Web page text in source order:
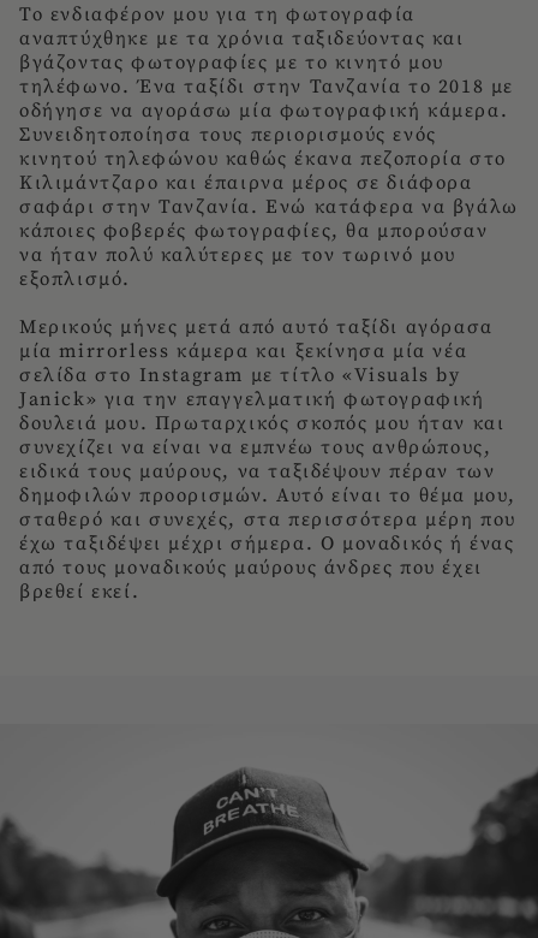
Το ενδιαφέρον μου για τη φωτογραφία
αναπτύχθηκε με τα χρόνια ταξιδεύοντας και
βγάζοντας φωτογραφίες με το κινητό μου
τηλέφωνο. Ένα ταξίδι στην Τανζανία το 2018 με
οδήγησε να αγοράσω μία φωτογραφική κάμερα.
Συνειδητοποίησα τους περιορισμούς ενός
κινητού τηλεφώνου καθώς έκανα πεζοπορία στο
Κιλιμάντζαρο και έπαιρνα μέρος σε διάφορα
σαφάρι στην Τανζανία. Ενώ κατάφερα να βγάλω
κάποιες φοβερές φωτογραφίες, θα μπορούσαν
να ήταν πολύ καλύτερες με τον τωρινό μου
εξοπλισμό.
Μερικούς μήνες μετά από αυτό ταξίδι αγόρασα
μία mirrorless κάμερα και ξεκίνησα μία νέα
σελίδα στο Instagram με τίτλο «Visuals by
Janick» για την επαγγελματική φωτογραφική
δουλειά μου. Πρωταρχικός σκοπός μου ήταν και
συνεχίζει να είναι να εμπνέω τους ανθρώπους,
ειδικά τους μαύρους, να ταξιδέψουν πέραν των
δημοφιλών προορισμών. Αυτό είναι το θέμα μου,
σταθερό και συνεχές, στα περισσότερα μέρη που
έχω ταξιδέψει μέχρι σήμερα. Ο μοναδικός ή ένας
από τους μοναδικούς μαύρους άνδρες που έχει
βρεθεί εκεί.